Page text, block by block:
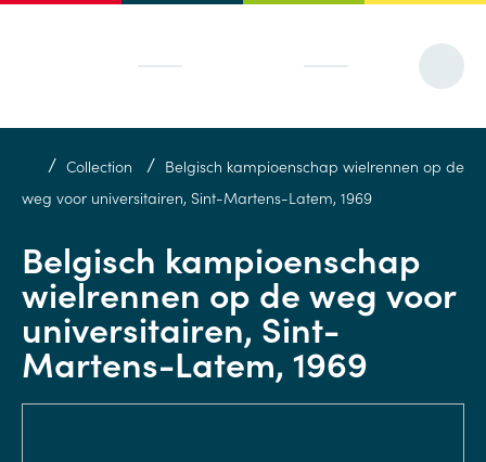
/ Collection / Belgisch kampioenschap wielrennen op de
weg voor universitairen, Sint-Martens-Latem, 1969
Belgisch kampioenschap
wielrennen op de weg voor
universitairen, Sint-
Martens-Latem, 1969